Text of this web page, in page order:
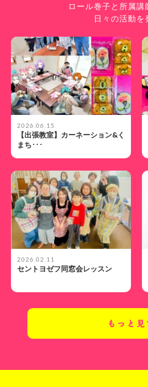
ロール巻子と所属講
日々の活動を
2026.06.15
【出張教室】カーネーション&く
まち･･･
2026.02.11
セントヨゼフ同窓会レッスン
もっと